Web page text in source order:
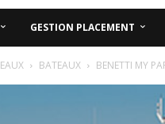
GESTION PLACEMENT
BATEAUX BENETTI MY